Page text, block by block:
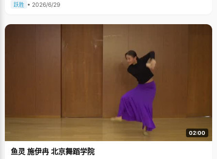
跃胜 • 2026/6/29
02:00
鱼灵 施伊冉 北京舞蹈学院